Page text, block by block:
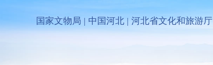
国家文物局 | 中国河北|河北省文化和旅游厅